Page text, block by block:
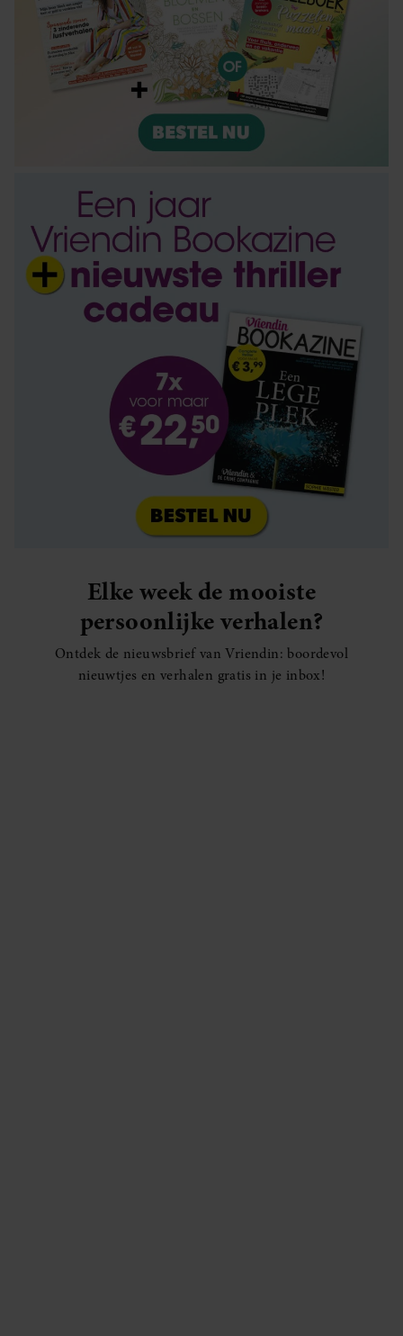
Elke week de mooiste
persoonlijke verhalen?
Ontdek de nieuwsbrief van Vriendin: boordevol
nieuwtjes en verhalen gratis in je inbox!